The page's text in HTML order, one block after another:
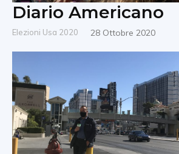
Diario Americano
Elezioni Usa 2020 28 Ottobre 2020